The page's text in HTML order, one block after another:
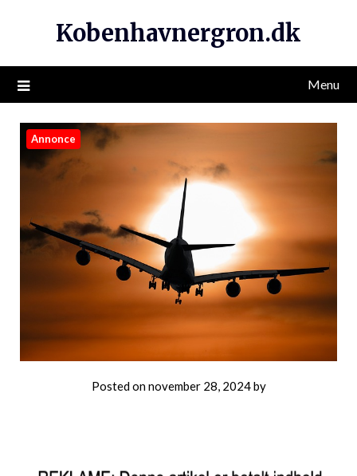
Kobenhavnergron.dk
Menu
Annonce
Posted onnovember 28, 2024by